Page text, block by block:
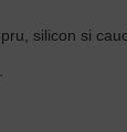
silicon si